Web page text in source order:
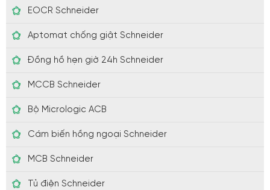
EOCR Schneider
Aptomat chống giật Schneider
Đồng hồ hẹn giờ 24h Schneider
MCCB Schneider
Bộ Micrologic ACB
Cám biến hồng ngoại Schneider
MCB Schneider
Tủ điện Schneider